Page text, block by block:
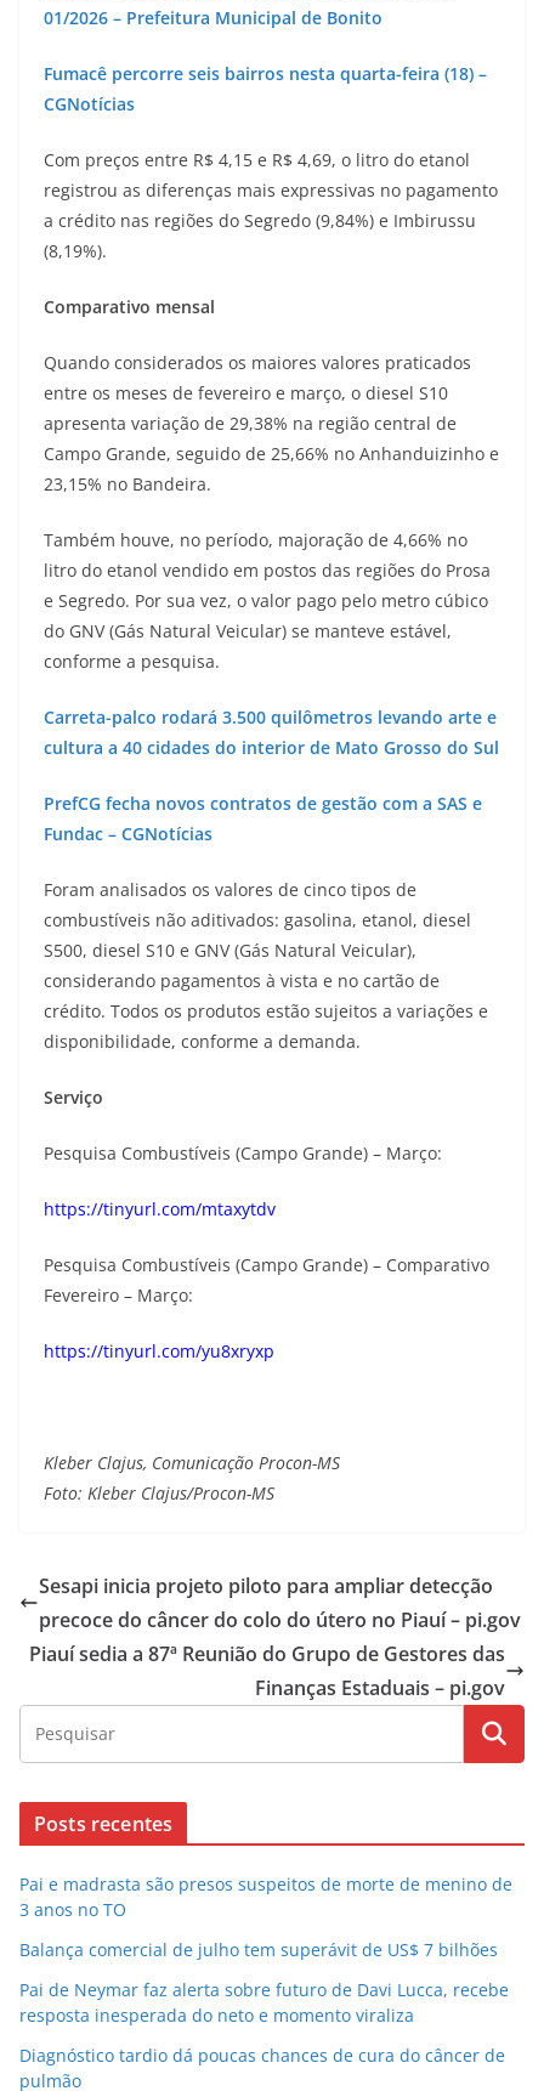
01/2026 – Prefeitura Municipal de Bonito
Fumacê percorre seis bairros nesta quarta-feira (18) –
CGNotícias
Com preços entre R$ 4,15 e R$ 4,69, o litro do etanol
registrou as diferenças mais expressivas no pagamento
a crédito nas regiões do Segredo (9,84%) e Imbirussu
(8,19%).
Comparativo mensal
Quando considerados os maiores valores praticados
entre os meses de fevereiro e março, o diesel S10
apresenta variação de 29,38% na região central de
Campo Grande, seguido de 25,66% no Anhanduizinho e
23,15% no Bandeira.
Também houve, no período, majoração de 4,66% no
litro do etanol vendido em postos das regiões do Prosa
e Segredo. Por sua vez, o valor pago pelo metro cúbico
do GNV (Gás Natural Veicular) se manteve estável,
conforme a pesquisa.
Carreta-palco rodará 3.500 quilômetros levando arte e
cultura a 40 cidades do interior de Mato Grosso do Sul
PrefCG fecha novos contratos de gestão com a SAS e
Fundac – CGNotícias
Foram analisados os valores de cinco tipos de
combustíveis não aditivados: gasolina, etanol, diesel
S500, diesel S10 e GNV (Gás Natural Veicular),
considerando pagamentos à vista e no cartão de
crédito. Todos os produtos estão sujeitos a variações e
disponibilidade, conforme a demanda.
Serviço
Pesquisa Combustíveis (Campo Grande) – Março:
https://tinyurl.com/mtaxytdv
Pesquisa Combustíveis (Campo Grande) – Comparativo
Fevereiro – Março:
https://tinyurl.com/yu8xryxp
Kleber Clajus, Comunicação Procon-MS
Foto: Kleber Clajus/Procon-MS
Sesapi inicia projeto piloto para ampliar detecção
precoce do câncer do colo do útero no Piauí – pi.gov
Piauí sedia a 87ª Reunião do Grupo de Gestores das
Finanças Estaduais – pi.gov
Posts recentes
Pai e madrasta são presos suspeitos de morte de menino de
3 anos no TO
Balança comercial de julho tem superávit de US$ 7 bilhões
Pai de Neymar faz alerta sobre futuro de Davi Lucca, recebe
resposta inesperada do neto e momento viraliza
Diagnóstico tardio dá poucas chances de cura do câncer de
pulmão